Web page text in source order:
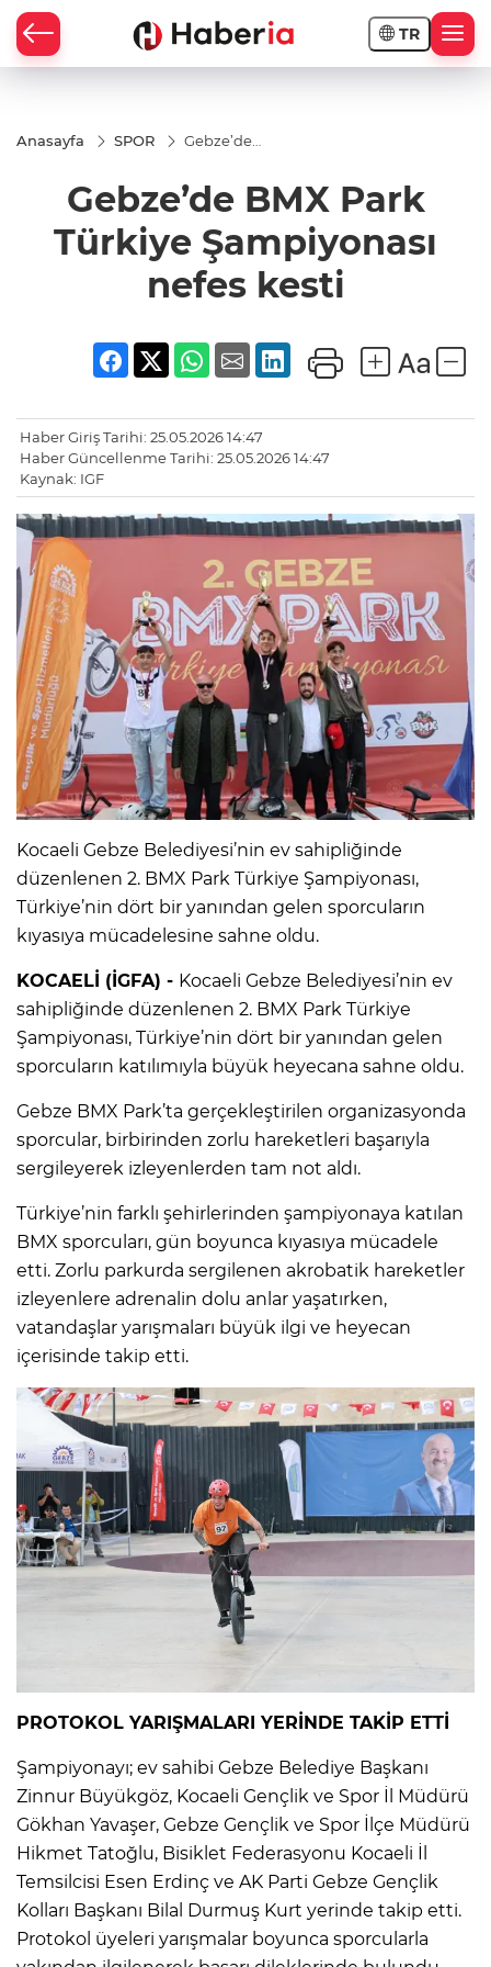
TR
Anasayfa SPOR
Gebze’de
Şampiyonası
nefes kesti
Gebze’de BMX Park
Türkiye Şampiyonası
nefes kesti
Haber Giriş Tarihi: 25.05.2026 14:47
Haber Güncellenme Tarihi: 25.05.2026 14:47
Kaynak: IGF
Kocaeli Gebze Belediyesi’nin ev sahipliğinde
düzenlenen 2. BMX Park Türkiye Şampiyonası,
Türkiye’nin dört bir yanından gelen sporcuların
kıyasıya mücadelesine sahne oldu.
KOCAELİ (İGFA) - Kocaeli Gebze Belediyesi’nin ev
sahipliğinde düzenlenen 2. BMX Park Türkiye
Şampiyonası, Türkiye’nin dört bir yanından gelen
sporcuların katılımıyla büyük heyecana sahne oldu.
Gebze BMX Park’ta gerçekleştirilen organizasyonda
sporcular, birbirinden zorlu hareketleri başarıyla
sergileyerek izleyenlerden tam not aldı.
Türkiye’nin farklı şehirlerinden şampiyonaya katılan
BMX sporcuları, gün boyunca kıyasıya mücadele
etti. Zorlu parkurda sergilenen akrobatik hareketler
izleyenlere adrenalin dolu anlar yaşatırken,
vatandaşlar yarışmaları büyük ilgi ve heyecan
içerisinde takip etti.
PROTOKOL YARIŞMALARI YERİNDE TAKİP ETTİ
Şampiyonayı; ev sahibi Gebze Belediye Başkanı
Zinnur Büyükgöz, Kocaeli Gençlik ve Spor İl Müdürü
Gökhan Yavaşer, Gebze Gençlik ve Spor İlçe Müdürü
Hikmet Tatoğlu, Bisiklet Federasyonu Kocaeli İl
Temsilcisi Esen Erdinç ve AK Parti Gebze Gençlik
Kolları Başkanı Bilal Durmuş Kurt yerinde takip etti.
Protokol üyeleri yarışmalar boyunca sporcularla